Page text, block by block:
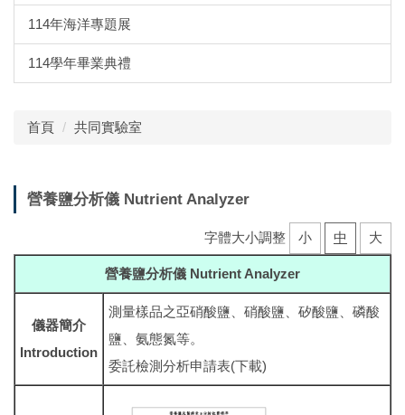
114年海洋專題展
114學年畢業典禮
首頁 共同實驗室
營養鹽分析儀 Nutrient Analyzer
字體大小調整 小 中 大
營養鹽分析儀 Nutrient Analyzer
儀器簡介
Introduction
測量樣品之亞硝酸鹽、硝酸鹽、矽酸鹽、磷酸
鹽、氨態氮等。
委託檢測分析申請表(下載)